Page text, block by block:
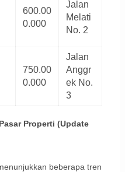
600.00
0.000
Jalan
Melati
No. 2
750.00
0.000
Jalan
Anggr
ek No.
3
Properti (Update
beberapa tren